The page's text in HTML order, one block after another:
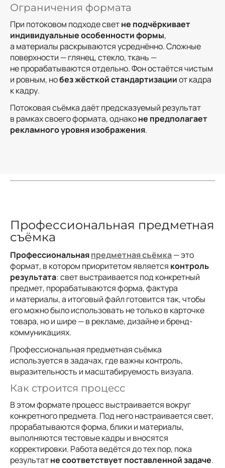
Ограничения формата
При потоковом подходе светне подчёркивает
индивидуальные особенности формы,
а материалы раскрываются усреднённо. Сложные
поверхности — глянец, стекло, ткань —
не прорабатываются отдельно. Фон остаётся чистым
и ровным, нобез жёсткой стандартизацииот кадра
к кадру.
Потоковая съёмка даёт предсказуемый результат
в рамках своего формата, однаконе предполагает
рекламного уровня изображения.
Профессиональная предметная
съёмка
Профессиональнаяпредметная съёмка— это
формат, в котором приоритетом является контроль
результата: свет выстраивается под конкретный
предмет, прорабатываются форма, фактура
и материалы, а итоговый файл готовится так, чтобы
его можно было использовать не только в карточке
товара, но и шире — в рекламе, дизайне и бренд-
коммуникациях.
Профессиональная предметная съёмка
используется в задачах, где важны контроль,
выразительность и масштабируемость визуала.
Как строится процесс
В этом формате процесс выстраивается вокруг
конкретного предмета. Под него настраивается свет,
прорабатываются форма, блики и материалы,
выполняются тестовые кадры и вносятся
корректировки. Работа ведётся до тех пор, пока
результатне соответствует поставленной задаче.